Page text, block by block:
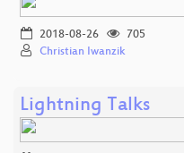
2018-08-26
705
Christian Iwanzik
Lightning Talks